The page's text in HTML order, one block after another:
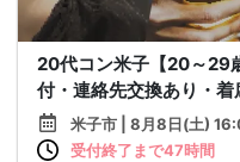
20代コン米子【20～29
付・連絡先交換あり・
米子市 | 8月8日(土)
受付終了まで47時間